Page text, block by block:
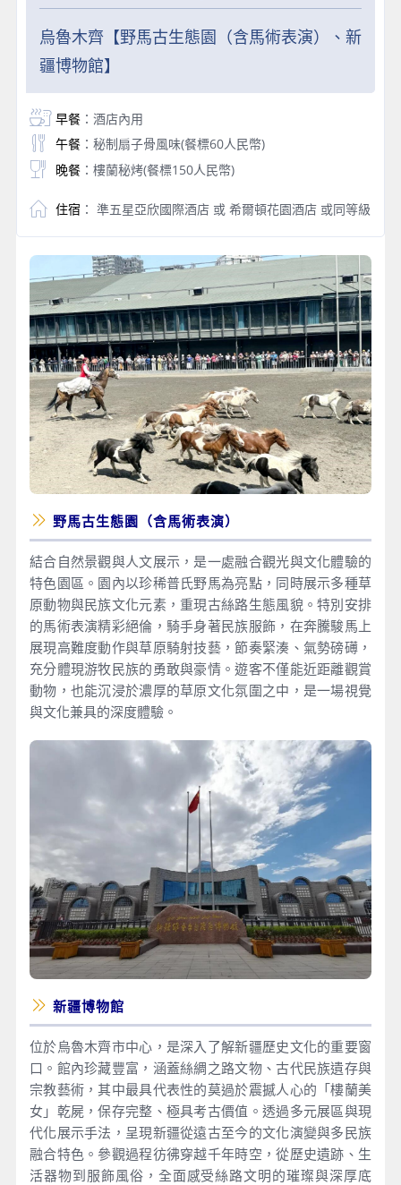
烏魯木齊【野馬古生態園（含馬術表演）、新
疆博物館】
早餐：酒店內用
午餐：秘制扇子骨風味(餐標60人民幣)
晚餐：樓蘭秘烤(餐標150人民幣)
住宿 ： 準五星亞欣國際酒店 或 希爾頓花園酒店 或同等級
野馬古生態園（含馬術表演）
結合自然景觀與人文展示，是一處融合觀光與文化體驗的
特色園區。園內以珍稀普氏野馬為亮點，同時展示多種草
原動物與民族文化元素，重現古絲路生態風貌。特別安排
的馬術表演精彩絕倫，騎手身著民族服飾，在奔騰駿馬上
展現高難度動作與草原騎射技藝，節奏緊湊、氣勢磅礡，
充分體現游牧民族的勇敢與豪情。遊客不僅能近距離觀賞
動物，也能沉浸於濃厚的草原文化氛圍之中，是一場視覺
與文化兼具的深度體驗。
新疆博物館
位於烏魯木齊市中心，是深入了解新疆歷史文化的重要窗
口。館內珍藏豐富，涵蓋絲綢之路文物、古代民族遺存與
宗教藝術，其中最具代表性的莫過於震撼人心的「樓蘭美
女」乾屍，保存完整、極具考古價值。透過多元展區與現
代化展示手法，呈現新疆從遠古至今的文化演變與多民族
融合特色。參觀過程彷彿穿越千年時空，從歷史遺跡、生
活器物到服飾風俗，全面感受絲路文明的璀璨與深厚底